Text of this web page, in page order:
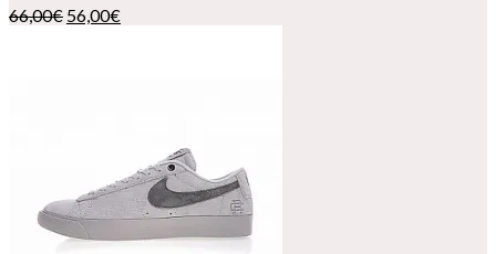
66,00€ El
56,00€